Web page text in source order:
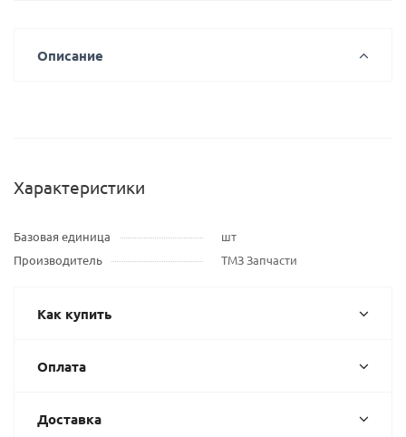
Описание
Характеристики
Базовая единица
шт
Производитель
ТМЗ Запчасти
Как купить
Оплата
Доставка